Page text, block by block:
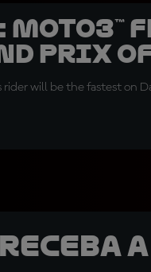
Moto3™
Prix
will be the fastest on
Receba